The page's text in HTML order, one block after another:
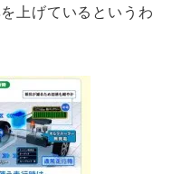
上げているというわ